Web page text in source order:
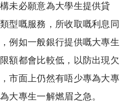
未必願意為大學生提供貸
型嘅服務，所收取嘅利息同
例如一般銀行提供嘅大專生
額都會比較低，以防出現欠
市面上仍然有唔少專為大專
大專生一解燃眉之急。